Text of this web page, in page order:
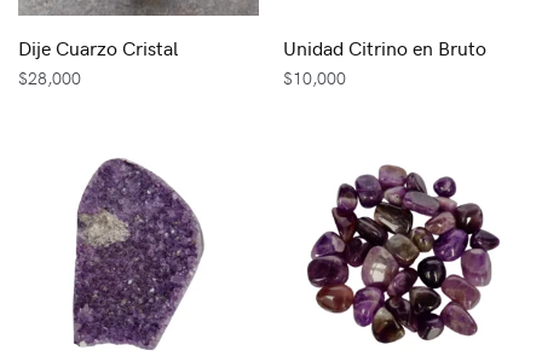
Dije Cuarzo Cristal
$28,000
Unidad Citrino en Bruto
$10,000